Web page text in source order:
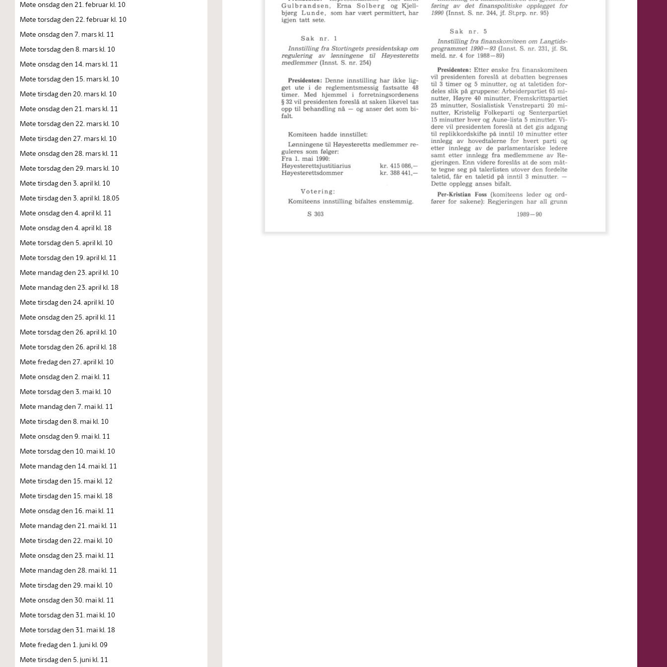
Møte onsdag den 21. februar kl. 10
Møte torsdag den 22. februar kl. 10
Møte onsdag den 7. mars kl. 11
Møte torsdag den 8. mars kl. 10
Møte onsdag den 14. mars kl. 11
Møte torsdag den 15. mars kl. 10
Møte tirsdag den 20. mars kl. 10
Møte onsdag den 21. mars kl. 11
Møte torsdag den 22. mars kl. 10
Møte tirsdag den 27. mars kl. 10
Møte onsdag den 28. mars kl. 11
Møte torsdag den 29. mars kl. 10
Møte tirsdag den 3. april kl. 10
Møte tirsdag den 3. april kl. 18.05
Møte onsdag den 4. april kl. 11
Møte onsdag den 4. april kl. 18
Møte torsdag den 5. april kl. 10
Møte torsdag den 19. april kl. 11
Møte mandag den 23. april kl. 10
Møte mandag den 23. april kl. 18
Møte tirsdag den 24. april kl. 10
Møte onsdag den 25. april kl. 11
Møte torsdag den 26. april kl. 10
Møte torsdag den 26. april kl. 18
Møte fredag den 27. april kl. 10
Møte onsdag den 2. mai kl. 11
Møte torsdag den 3. mai kl. 10
Møte mandag den 7. mai kl. 11
Møte tirsdag den 8. mai kl. 10
Møte onsdag den 9. mai kl. 11
Møte torsdag den 10. mai kl. 10
Møte mandag den 14. mai kl. 11
Møte tirsdag den 15. mai kl. 12
Møte tirsdag den 15. mai kl. 18
Møte onsdag den 16. mai kl. 11
Møte mandag den 21. mai kl. 11
Møte tirsdag den 22. mai kl. 10
Møte onsdag den 23. mai kl. 11
Møte mandag den 28. mai kl. 11
Møte tirsdag den 29. mai kl. 10
Møte onsdag den 30. mai kl. 11
Møte torsdag den 31. mai kl. 10
Møte torsdag den 31. mai kl. 18
Møte fredag den 1. juni kl. 09
Møte tirsdag den 5. juni kl. 11